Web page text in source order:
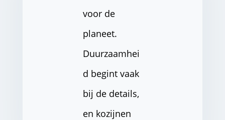
voor de
planeet.
Duurzaamhei
d begint vaak
bij de details,
en kozijnen